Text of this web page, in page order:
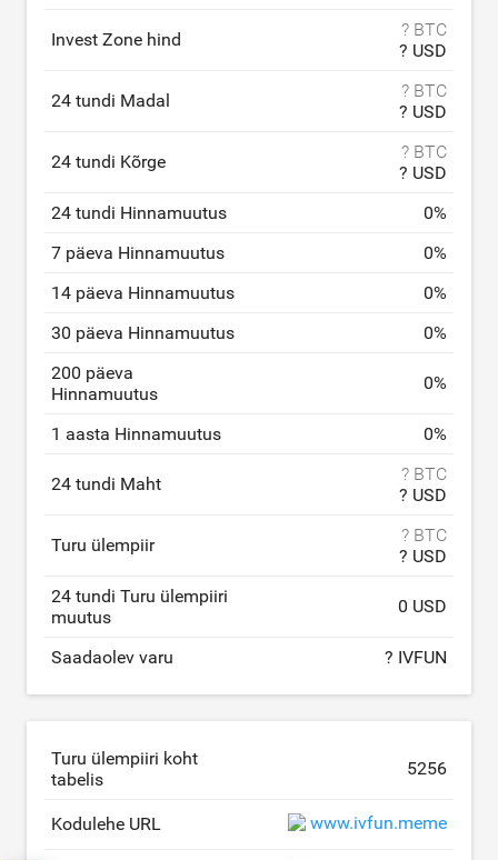
Invest Zone hind
? BTC
? USD
24 tundi Madal
? BTC
? USD
24 tundi Kõrge
? BTC
? USD
24 tundi Hinnamuutus
0%
7 päeva Hinnamuutus
0%
14 päeva Hinnamuutus
0%
30 päeva Hinnamuutus
0%
200 päeva
Hinnamuutus
0%
1 aasta Hinnamuutus 0%
24 tundi Maht
? BTC
? USD
Turu ülempiir
? BTC
? USD
24 tundi Turu ülempiiri
muutus
0 USD
Saadaolev varu ? IVFUN
Turu ülempiiri koht
tabelis
5256
Kodulehe URL www.ivfun.meme